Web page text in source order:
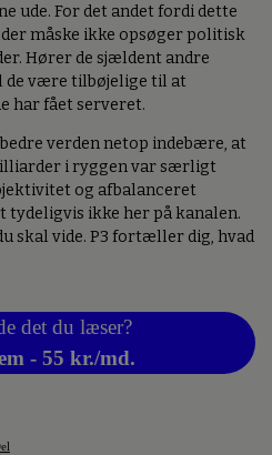
ude. For det andet fordi dette
måske ikke opsøger politisk
Hører de sjældent andre
være tilbøjelige til at
har fået serveret.
verden netop indebære, at
i ryggen var særligt
og afbalanceret
tydeligvis ikke her på kanalen.
skal vide. P3 fortæller dig, hvad
det du læser?
- 55 kr./md.